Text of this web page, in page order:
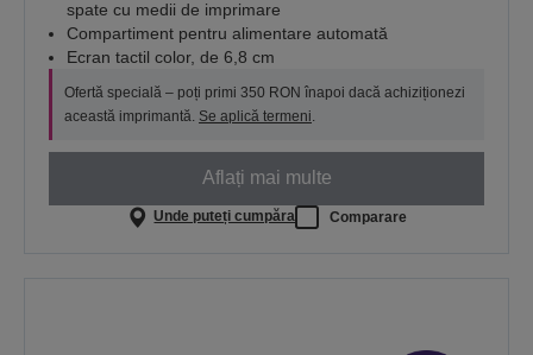
spate cu medii de imprimare
Compartiment pentru alimentare automată
Ecran tactil color, de 6,8 cm
Ofertă specială – poți primi 350 RON înapoi dacă achiziționezi
această imprimantă. Se aplică termeni.
Aflați mai multe
Unde puteți cumpăra Comparare